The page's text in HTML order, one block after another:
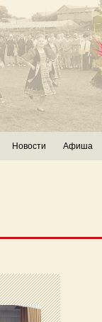
Новости Афиша